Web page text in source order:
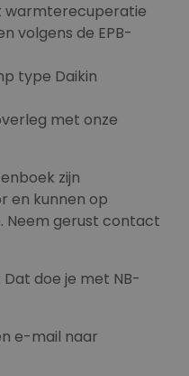
warmterecuperatie
volgens de EPB-
type Daikin
met onze
zijn
en kunnen op
Neem gerust contact
doe je met NB-
e-mail naar